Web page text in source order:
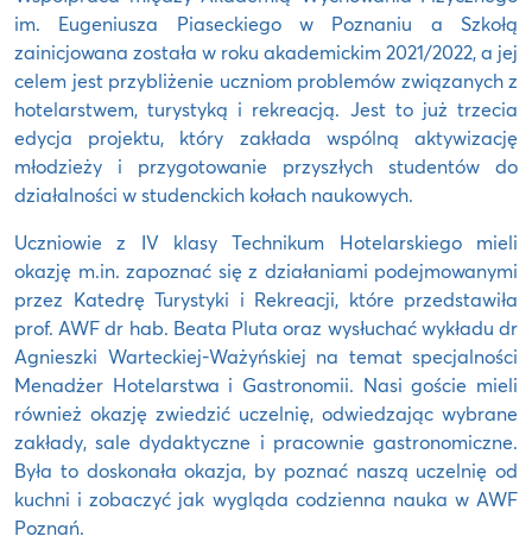
im. Eugeniusza Piaseckiego w Poznaniu a Szkołą
zainicjowana została w roku akademickim 2021/2022, a jej
celem jest przybliżenie uczniom problemów związanych z
hotelarstwem, turystyką i rekreacją. Jest to już trzecia
edycja projektu, który zakłada wspólną aktywizację
młodzieży i przygotowanie przyszłych studentów do
działalności w studenckich kołach naukowych.
Uczniowie z IV klasy Technikum Hotelarskiego mieli
okazję m.in. zapoznać się z działaniami podejmowanymi
przez Katedrę Turystyki i Rekreacji, które przedstawiła
prof. AWF dr hab. Beata Pluta oraz wysłuchać wykładu dr
Agnieszki Warteckiej-Ważyńskiej na temat specjalności
Menadżer Hotelarstwa i Gastronomii. Nasi goście mieli
również okazję zwiedzić uczelnię, odwiedzając wybrane
zakłady, sale dydaktyczne i pracownie gastronomiczne.
Była to doskonała okazja, by poznać naszą uczelnię od
kuchni i zobaczyć jak wygląda codzienna nauka w AWF
Poznań.